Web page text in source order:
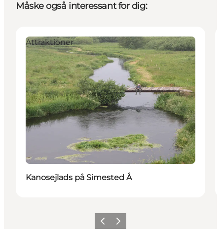
Måske også interessant for dig:
Attraktioner
Kanosejlads på Simested Å
Forrige billede
Næste billede